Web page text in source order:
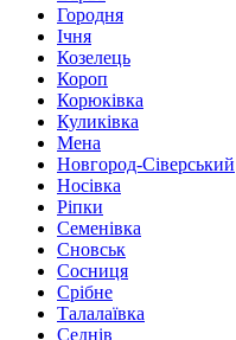
Городня
Ічня
Козелець
Короп
Корюківка
Куликівка
Мена
Новгород-Сіверський
Носівка
Ріпки
Семенівка
Сновськ
Сосниця
Срібне
Талалаївка
Седнів